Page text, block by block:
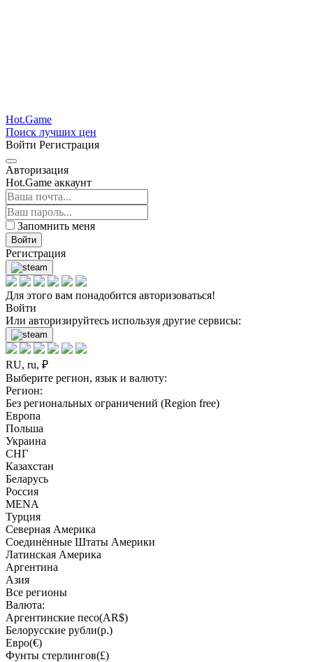
Hot.Game
Поиск лучших цен
Войти Регистрация
Авторизация
Hot.Game аккаунт
Запомнить меня
Войти
Регистрация
Для этого вам понадобится авторизоваться!
Войти
Или авторизируйтесь используя другие сервисы:
RU, ru, ₽
Выберите регион, язык и валюту:
Регион:
Без региональных ограничений (Region free)
Европа
Польша
Украина
СНГ
Казахстан
Беларусь
Россия
MENA
Турция
Северная Америка
Соединённые Штаты Америки
Латинская Америка
Аргентина
Азия
Все регионы
Валюта:
Аргентинские песо(AR$)
Белорусские рубли(р.)
Евро(€)
Фунты стерлингов(£)